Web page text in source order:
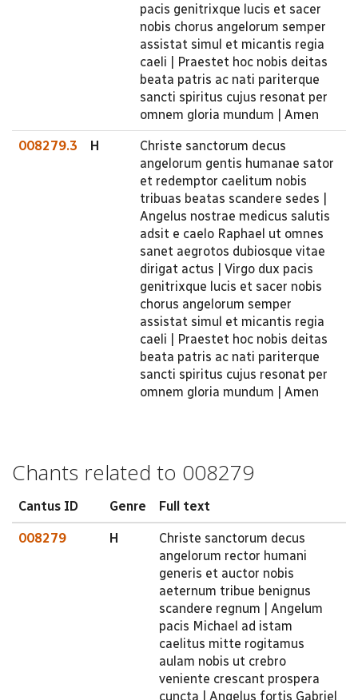
pacis genitrixque lucis et sacer
nobis chorus angelorum semper
assistat simul et micantis regia
caeli | Praestet hoc nobis deitas
beata patris ac nati pariterque
sancti spiritus cujus resonat per
omnem gloria mundum | Amen
008279.3 H
Christe sanctorum decus
angelorum gentis humanae sator
et redemptor caelitum nobis
tribuas beatas scandere sedes |
Angelus nostrae medicus salutis
adsit e caelo Raphael ut omnes
sanet aegrotos dubiosque vitae
dirigat actus | Virgo dux pacis
genitrixque lucis et sacer nobis
chorus angelorum semper
assistat simul et micantis regia
caeli | Praestet hoc nobis deitas
beata patris ac nati pariterque
sancti spiritus cujus resonat per
omnem gloria mundum | Amen
Chants related to 008279
Cantus ID Genre Full text
008279 H
Christe sanctorum decus
angelorum rector humani
generis et auctor nobis
aeternum tribue benignus
scandere regnum | Angelum
pacis Michael ad istam
caelitus mitte rogitamus
aulam nobis ut crebro
veniente crescant prospera
cuncta | Angelus fortis Gabriel